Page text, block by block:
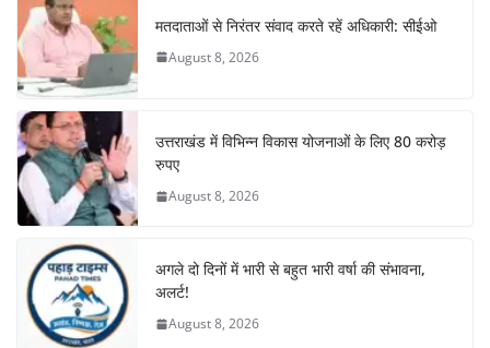
o
o
k
p
p
m n
मतदाताओं से निरंतर संवाद करते रहें अधिकारी: सीईओ
August 8, 2026
उत्तराखंड में विभिन्न विकास योजनाओं के लिए 80 करोड़
रुपए
August 8, 2026
अगले दो दिनों में भारी से बहुत भारी वर्षा की संभावना,
अलर्ट!
August 8, 2026